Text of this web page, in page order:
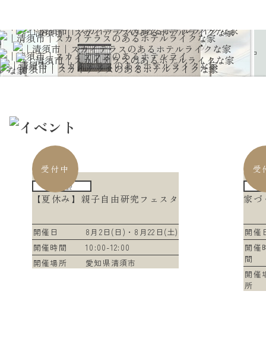
ホテルライクな家
参考建物価格2000～2500万円
場所清須市
間取り3LDK＋スカイテラス／2階リビング／パントリー／ファミリークロ
ーゼット／土間収納／造作洗面／無垢床材／ジャグジー
性能UA値・C値 UA値0.45
ホテルライクな日常を
畳のスカイテラスが、この住まいの象徴。
内と屋外の境界を感じさせない設計で、
常の中に非日常のくつろぎを取り入れました。
ンプルモダンをベースに、
収納力のあるⅡ型キッチンの奥にはパントリーが。
あまり見せたくない生活感のあるキッチン家電を隠
して収納。
LDKとスカイテラスがつながる
ホテルライクな家
2階LDKの横に設けた16畳のスカイテラス
は、
屋外用リビングセットやジャグジーを備え
プライベートな時間を楽しめます。
夜はプロジェクターで映画を楽しめる
まるでホテルのラウンジのようなひととき
を演出。
室内はアカシアの無垢床と、大判の石目調
エコカラットを
組み合わせたホテルライクモダンなLDK。
より、
デザイン性と使いやすさを両立していま
す。
リビングから一続きのように使えるスカイテラス。
半分は屋根があるから洗濯物を干したりと使い勝手
が◎
ラク家事の回遊動線で
美しさも暮らしやすさも。
1階には洗面・浴室・ファミリークローゼッ
トを集約し、
日常の動きが自然と整う間取りです。
主寝室はグレーのカーペットを採用し、
落ち着きのあるホテルライクな空間に。
子ども部屋や水まわりまで、
家全体をシンプルモダンなテイストで統一
し、
どこにいても上質さを感じられる住まいに仕
受付中
勉強会
【夏休み】親子自由研究フェスタ
開催日
8月2日(日)・8月22日(土)
開催時間
10:00-12:00
開催場所
愛知県清須市
受
家づ
開催
開催
間
開催
所